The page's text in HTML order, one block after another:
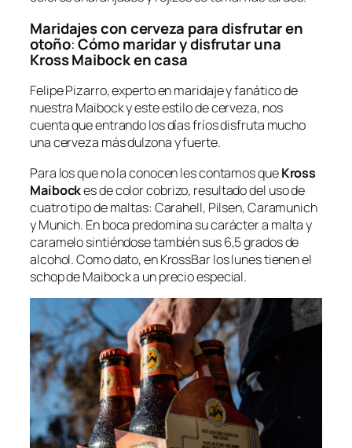
Maridajes con cerveza para disfrutar en
otoño:Cómo maridar y disfrutar una
Kross Maibock en casa
Felipe Pizarro, experto en maridaje y fanático de
nuestra Maibock y este estilo de cerveza, nos
cuenta que entrando los días fríos disfruta mucho
una cerveza más dulzona y fuerte.
Para los que no la conocen les contamos queKross
Maibockes de color cobrizo, resultado del uso de
cuatro tipo de maltas: Carahell, Pilsen, Caramunich
y Munich. En boca predomina su carácter a malta y
caramelo sintiéndose también sus 6,5 grados de
alcohol. Como dato, en KrossBar los lunes tienen el
schop de Maibock a un precio especial.